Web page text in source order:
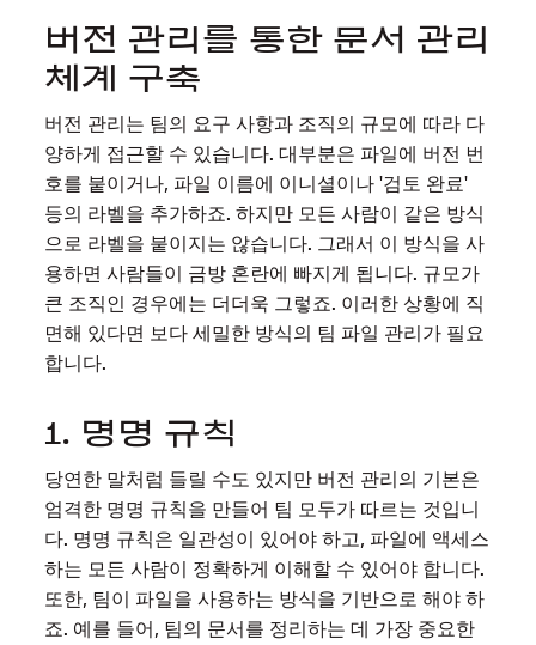
버전 관리를 통한 문서 관리
체계 구축
버전 관리는 팀의 요구 사항과 조직의 규모에 따라 다
양하게 접근할 수 있습니다. 대부분은 파일에 버전 번
호를 붙이거나, 파일 이름에 이니셜이나 '검토 완료'
등의 라벨을 추가하죠. 하지만 모든 사람이 같은 방식
으로 라벨을 붙이지는 않습니다. 그래서 이 방식을 사
용하면 사람들이 금방 혼란에 빠지게 됩니다. 규모가
큰 조직인 경우에는 더더욱 그렇죠. 이러한 상황에 직
면해 있다면 보다 세밀한 방식의 팀 파일 관리가 필요
합니다.
1. 명명 규칙
당연한 말처럼 들릴 수도 있지만 버전 관리의 기본은
엄격한 명명 규칙을 만들어 팀 모두가 따르는 것입니
다. 명명 규칙은 일관성이 있어야 하고, 파일에 액세스
하는 모든 사람이 정확하게 이해할 수 있어야 합니다.
또한, 팀이 파일을 사용하는 방식을 기반으로 해야 하
죠. 예를 들어, 팀의 문서를 정리하는 데 가장 중요한